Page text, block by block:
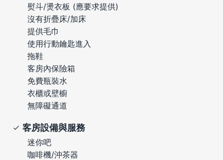
熨斗/燙衣板 (應要求提供)
沒有折疊床/加床
提供毛巾
使用行動鑰匙進入
拖鞋
客房內保險箱
免費瓶裝水
衣櫃或壁櫥
無障礙通道
客房設備與服務
迷你吧
咖啡機/沖茶器